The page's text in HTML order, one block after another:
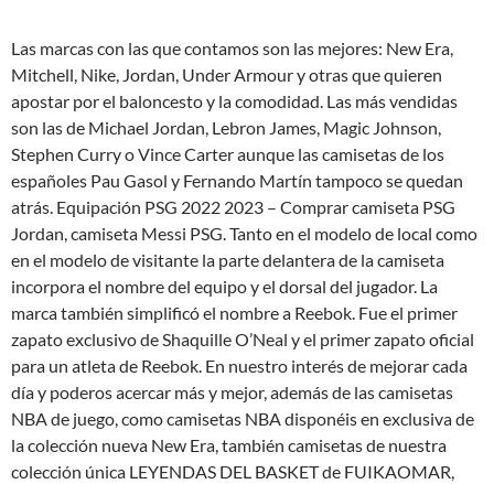
Las marcas con las que contamos son las mejores: New Era,
Mitchell, Nike, Jordan, Under Armour y otras que quieren
apostar por el baloncesto y la comodidad. Las más vendidas
son las de Michael Jordan, Lebron James, Magic Johnson,
Stephen Curry o Vince Carter aunque las camisetas de los
españoles Pau Gasol y Fernando Martín tampoco se quedan
atrás. Equipación PSG 2022 2023 – Comprar camiseta PSG
Jordan, camiseta Messi PSG. Tanto en el modelo de local como
en el modelo de visitante la parte delantera de la camiseta
incorpora el nombre del equipo y el dorsal del jugador. La
marca también simplificó el nombre a Reebok. Fue el primer
zapato exclusivo de Shaquille O’Neal y el primer zapato oficial
para un atleta de Reebok. En nuestro interés de mejorar cada
día y poderos acercar más y mejor, además de las camisetas
NBA de juego, como camisetas NBA disponéis en exclusiva de
la colección nueva New Era, también camisetas de nuestra
colección única LEYENDAS DEL BASKET de FUIKAOMAR,